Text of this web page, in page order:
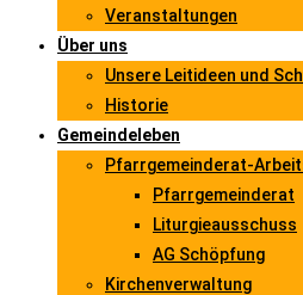
Veranstaltungen
Über uns
Unsere Leitideen und
Historie
Gemeindeleben
Pfarrgemeinderat-
Pfarrgemeinderat
Liturgieausschuss
AG Schöpfung
Kirchenverwaltung